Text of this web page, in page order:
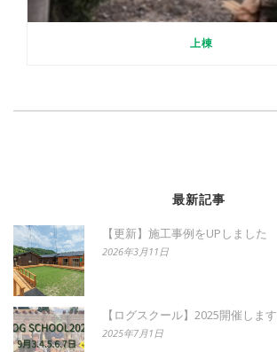
上棟
最新記事
【更新】施工事例をUPしました
2026年3月11日
【ログスクール】2025開催します
2025年7月1日